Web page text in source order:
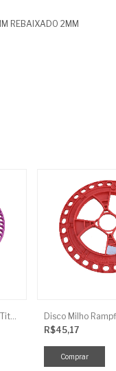
REBAIXADO 2MM
Disco J.Assy Soja Rampflow Titanium 56 Furos Lilas - 9M
R$45,17